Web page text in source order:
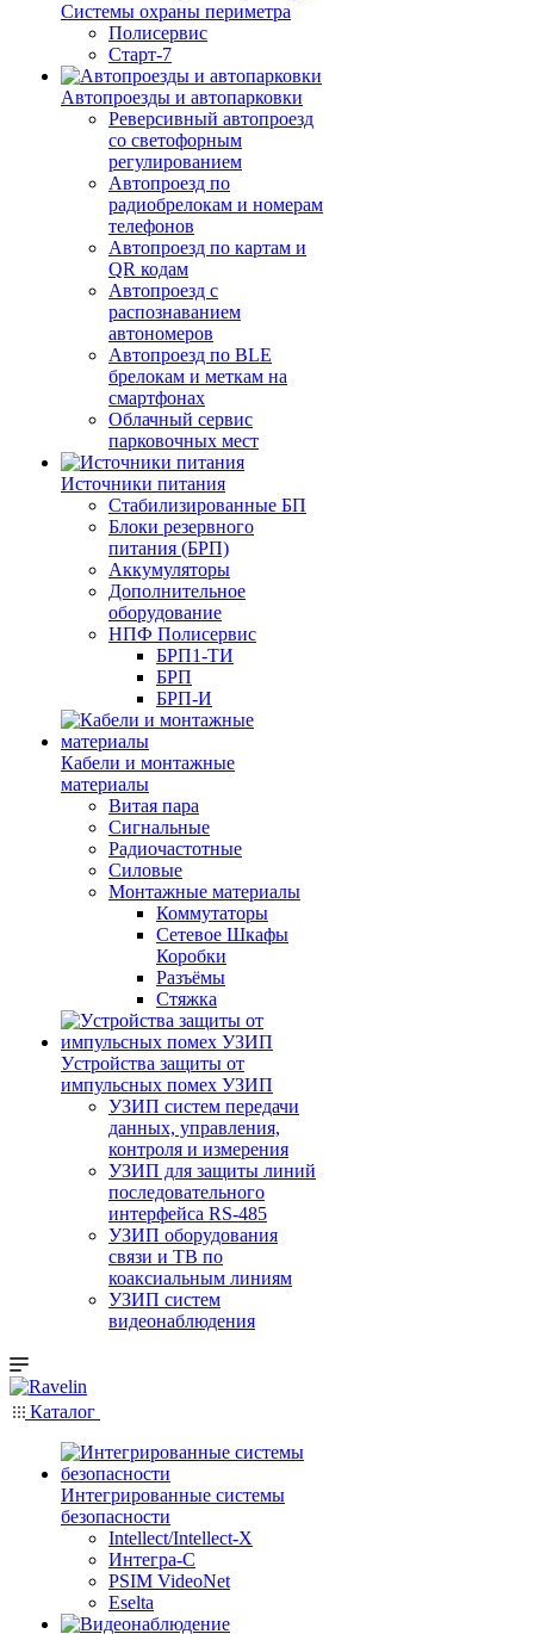
Системы охраны периметра
Полисервис
Старт-7
Автопроезды и автопарковки
Реверсивный автопроезд
со светофорным
регулированием
Автопроезд по
радиобрелокам и номерам
телефонов
Автопроезд по картам и
QR кодам
Автопроезд с
распознаванием
автономеров
Автопроезд по BLE
брелокам и меткам на
смартфонах
Облачный сервис
парковочных мест
Источники питания
Стабилизированные БП
Блоки резервного
питания (БРП)
Аккумуляторы
Дополнительное
оборудование
НПФ Полисервис
БРП1-ТИ
БРП
БРП-И
Кабели и монтажные
материалы
Витая пара
Сигнальные
Радиочастотные
Силовые
Монтажные материалы
Коммутаторы
Сетевое Шкафы
Коробки
Разъёмы
Стяжка
Уcтройства защиты от
импульсных помех УЗИП
УЗИП систем передачи
данных, управления,
контроля и измерения
УЗИП для защиты линий
последовательного
интерфейса RS-485
УЗИП оборудования
связи и ТВ по
коаксиальным линиям
УЗИП систем
видеонаблюдения
Каталог
Интегрированные системы
безопасности
Intellect/Intellect-X
Интегра-С
PSIM VideoNet
Eselta